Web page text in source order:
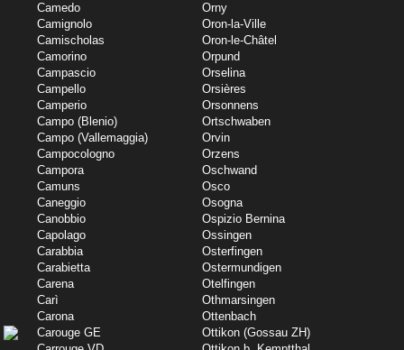
Camedo
Camignolo
Camischolas
Camorino
Campascio
Campello
Camperio
Campo (Blenio)
Campo (Vallemaggia)
Campocologno
Campora
Camuns
Caneggio
Canobbio
Capolago
Carabbia
Carabietta
Carena
Carì
Carona
Carouge GE
Orny
Oron-la-Ville
Oron-le-Châtel
Orpund
Orselina
Orsières
Orsonnens
Ortschwaben
Orvin
Orzens
Oschwand
Osco
Osogna
Ospizio Bernina
Ossingen
Osterfingen
Ostermundigen
Otelfingen
Othmarsingen
Ottenbach
Ottikon (Gossau ZH)